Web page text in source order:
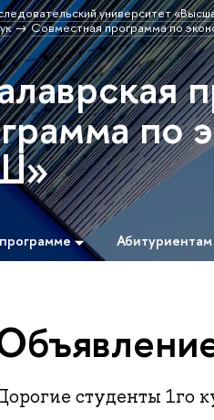
университет
Совместная программа по
Абитуриентам
студенты 1го